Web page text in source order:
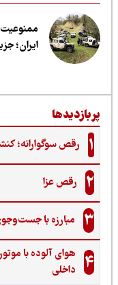
ممنوعیت
ایران؛ جزییات
رقص سوگوارانه؛ کنشی
رقص عزا
مبارزه با جست‌وجوی
هوای آلوده با
داخلی